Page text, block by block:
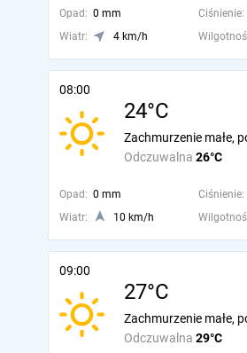
Opad: 0 mm Ciśnienie:
Wiatr:
4 km/h
08:00
24°C
Odczuwalna 26°C
Zachmurzenie małe,
Opad: 0 mm Ciśnienie:
Wiatr:
10 km/h
09:00
27°C
Odczuwalna 29°C
Zachmurzenie małe,